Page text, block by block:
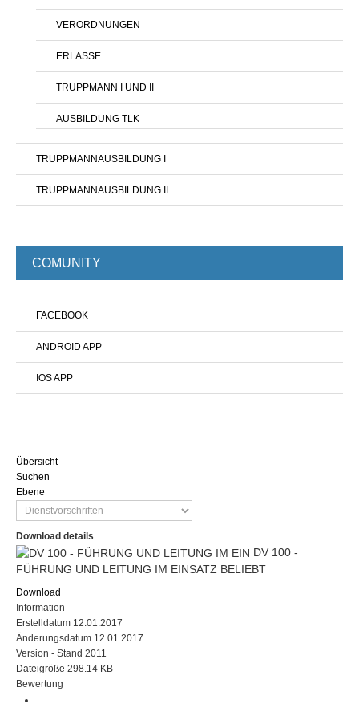
VERORDNUNGEN
ERLASSE
TRUPPMANN I UND II
AUSBILDUNG TLK
TRUPPMANNAUSBILDUNG I
TRUPPMANNAUSBILDUNG II
COMUNITY
FACEBOOK
ANDROID APP
IOS APP
Übersicht
Suchen
Ebene
Download details
DV 100 -
FÜHRUNG UND LEITUNG IM EINSATZ BELIEBT
Download
Information
Erstelldatum 12.01.2017
Änderungsdatum 12.01.2017
Version - Stand 2011
Dateigröße 298.14 KB
Bewertung